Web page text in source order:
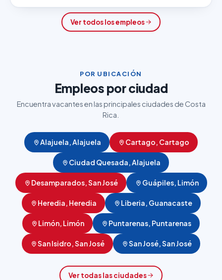
Ver todos los empleos
POR UBICACIÓN
Empleos por ciudad
Encuentra vacantes en las principales ciudades de Costa
Rica.
Alajuela, Alajuela Cartago, Cartago
Ciudad Quesada, Alajuela
Desamparados, San José Guápiles, Limón
Heredia, Heredia Liberia, Guanacaste
Limón, Limón Puntarenas, Puntarenas
San Isidro, San José San José, San José
Ver todas las ciudades